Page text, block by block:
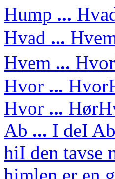
Hump ...
Hvad ...
Hvem ... Hvor
Hvor ... Hvor
Hvor ... Hør
Ab ... I deI
hiI den tavse
himlen er en